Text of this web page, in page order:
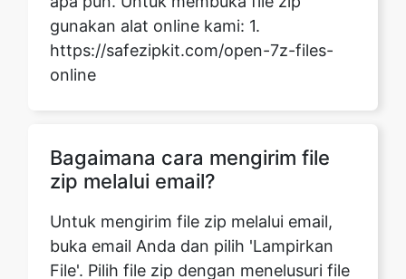
Bagaimana cara mengirim file
buka email Anda dan pilih 'Lampirkan
File'. Pilih file zip dengan menelusuri file
Anda. Tulis pesan Anda, lalu klik 'Kirim'
untuk melampirkan file zip. Pastikan
untuk memeriksa batas ukuran file.